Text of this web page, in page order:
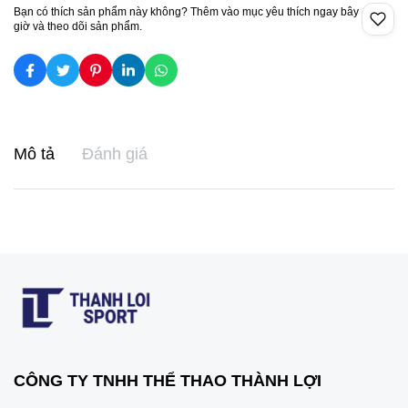
Bạn có thích sản phẩm này không? Thêm vào mục yêu thích ngay bây
giờ và theo dõi sản phẩm.
Mô tả Đánh giá
CÔNG TY TNHH THỂ THAO THÀNH LỢI